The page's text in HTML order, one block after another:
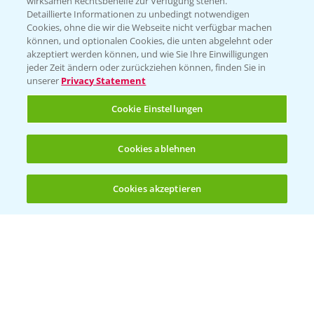
(noch 4)
Folgen Sie uns
Allgemeine Nutzungsbedingungen
Datenschutzerklärung
Detaillierte Informationen zu unbedingt notwendigen
Cookies, ohne die wir die Webseite nicht verfügbar machen
können, und optionalen Cookies, die unten abgelehnt oder
akzeptiert werden können, und wie Sie Ihre Einwilligungen
jeder Zeit ändern oder zurückziehen können, finden Sie in
unserer Privacy Statement
Cookie Einstellungen
Cookies ablehnen
Cookies akzeptieren